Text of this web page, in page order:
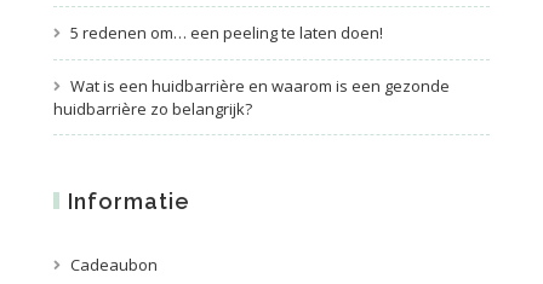
5 redenen om… een peeling te laten doen!
Wat is een huidbarrière en waarom is een gezonde
huidbarrière zo belangrijk?
Informatie
Cadeaubon